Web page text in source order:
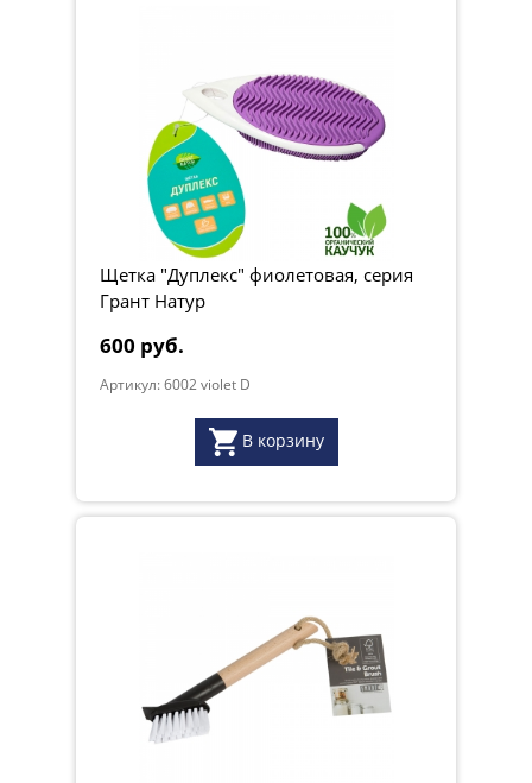
Щетка "Дуплекс" фиолетовая, серия
Грант Натур
600 руб.
Артикул: 6002 violet D
В корзину